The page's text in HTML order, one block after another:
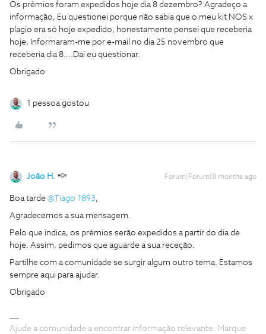
Os prêmios foram expedidos hoje dia 8 dezembro? Agradeço a
informação, Eu questionei porque não sabia que o meu kit NOS x
plagio era só hoje expedido, honestamente pensei que receberia
hoje, Informaram-me por e-mail no dia 25 novembro que
receberia dia 8….Dai eu questionar.
Obrigado
1 pessoa gostou
João H. Forum|Forum|8 months ago
Boa tarde ​ @Tiago 1893,
Agradecemos a sua mensagem.
Pelo que indica, os prémios serão expedidos a partir do dia de
hoje. Assim, pedimos que aguarde a sua receção.
Partilhe com a comunidade se surgir algum outro tema. Estamos
sempre aqui para ajudar.
Obrigado
Ajude a comunidade a encontrar informação relevante. Marque